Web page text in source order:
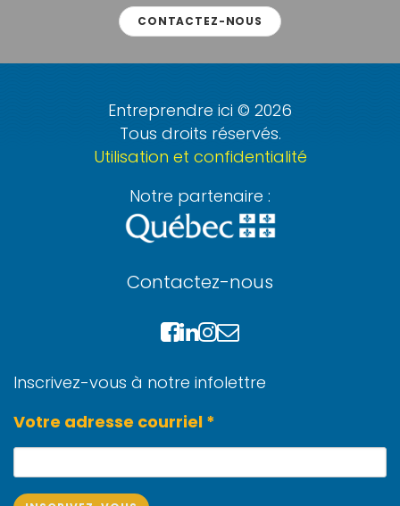
CONTACTEZ-NOUS
Entreprendre ici © 2026
Tous droits réservés.
Utilisation et confidentialité
Notre partenaire :
Contactez-nous
Inscrivez-vous à notre infolettre
Votre adresse courriel *